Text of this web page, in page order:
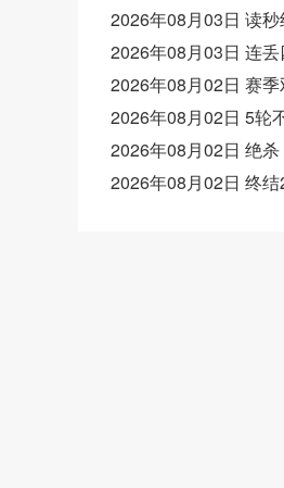
2026年08月03日 读
2026年08月03日 连
2026年08月02日 赛
2026年08月02日 5轮
2026年08月02日 绝
2026年08月02日 终